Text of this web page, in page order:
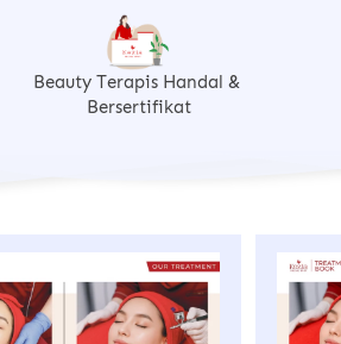
Beauty Terapis Handal &
Bersertifikat